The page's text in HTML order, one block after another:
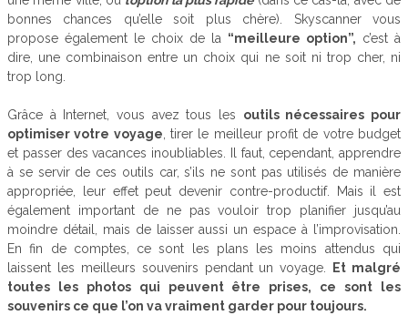
bonnes chances qu’elle soit plus chère). Skyscanner vous
propose également le choix de la “meilleure option”, c’est à
dire, une combinaison entre un choix qui ne soit ni trop cher, ni
trop long.
Grâce à Internet, vous avez tous les outils nécessaires pour
optimiser votre voyage, tirer le meilleur profit de votre budget
et passer des vacances inoubliables. Il faut, cependant, apprendre
à se servir de ces outils car, s’ils ne sont pas utilisés de manière
appropriée, leur effet peut devenir contre-productif. Mais il est
également important de ne pas vouloir trop planifier jusqu’au
moindre détail, mais de laisser aussi un espace à l’improvisation.
En fin de comptes, ce sont les plans les moins attendus qui
laissent les meilleurs souvenirs pendant un voyage.
Et malgré
toutes les photos qui peuvent être prises, ce sont les
souvenirs ce que l’on va vraiment garder pour toujours.